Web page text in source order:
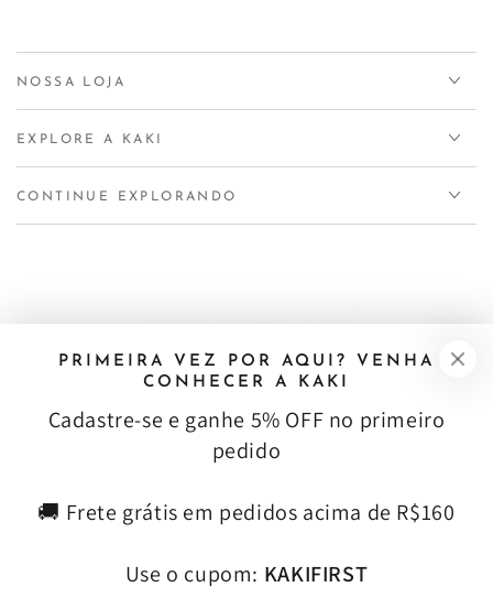
NOSSA LOJA
EXPLORE A KAKI
CONTINUE EXPLORANDO
PRIMEIRA VEZ POR AQUI? VENHA
CONHECER A KAKI
Cadastre‑se e ganhe 5% OFF no primeiro
pedido
🚚 Frete grátis em pedidos acima de R$160
Use o cupom: KAKIFIRST